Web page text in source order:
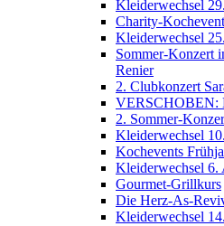
Kleiderwechsel
Charity-Kochevent
Kleiderwechsel
Sommer-Konzert
Renier
2. Clubkonzert
VERSCHOBEN:
2. Sommer-
Kleiderwechsel
Kochevents
Kleiderwechsel 6.
Gourmet-Grillkurs
Die Herz-As-
Kleiderwechsel